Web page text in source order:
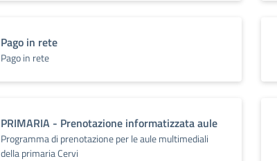
Pago in rete
Pago in rete
PRIMARIA - Prenotazione informatizzata aule
Programma di prenotazione per le aule multimediali
della primaria Cervi